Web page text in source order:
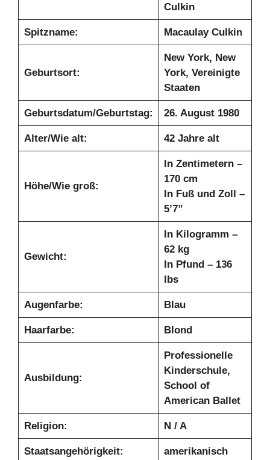
Culkin
Spitzname: Macaulay Culkin
Geburtsort:
New York, New
York, Vereinigte
Staaten
Geburtsdatum/Geburtstag: 26. August 1980
Alter/Wie alt: 42 Jahre alt
Höhe/Wie groß:
In Zentimetern –
170 cm
In Fuß und Zoll –
5’7”
Gewicht:
In Kilogramm –
62 kg
In Pfund – 136
lbs
Augenfarbe: Blau
Haarfarbe: Blond
Ausbildung:
Professionelle
Kinderschule,
School of
American Ballet
Religion: N / A
Staatsangehörigkeit: amerikanisch